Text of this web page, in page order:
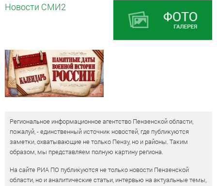
Новости СМИ2
Региональное информационное агентство Пензенской области,
пожалуй, - единственный источник новостей, где публикуются
заметки, охватывающие не только Пензу, но и районы. Таким
образом, мы представляем полную картину региона.
На сайте РИА ПО публикуются не только новости Пензенской
области, но и аналитические статьи, интервью на актуальные темы,